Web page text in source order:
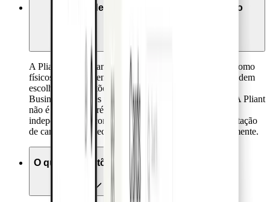
Que tipo de cartões Visa corporativos são
A Pliant oferece cartões de crédito Visa, tanto virtuais como
físicos. Relativamente aos cartões físicos, os clientes podem
escolher entre cartões de crédito negros (Visa Platinum
Business) e cartões metálicos (Visa Infinite Business). A Pliant
não é um cartão pré-pago nem de débito e, portanto, é
independente da conta bancária, oferece a máxima aceitação
de cartões e não necessita de ser carregado antecipadamente.
O que são cartões virtuais?